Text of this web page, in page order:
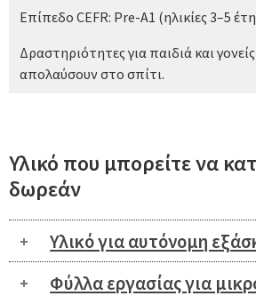
Επίπεδο CEFR: Pre-Α1 (ηλικίες 3–5
Δραστηριότητες για παιδιά και
απολαύσουν στο σπίτι.
Υλικό που μπορείτε να
δωρεάν
Υλικό για αυτόνομη
Φύλλα εργασίας για